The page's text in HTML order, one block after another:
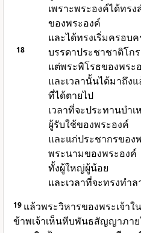
เพราะพระองค์ได้ทร
ของพระองค์
และได้ทรงเริ่มครอบ
18
บรรดาประชาชาติโก
แต่พระพิโรธของพระ
และเวลานั้นได้มาถึง
ที่ได้ตายไป
เวลาที่จะประทานบำเ
ผู้รับใช้ของพระองค์
และแก่ประชากรของ
พระนามของพระองค์
ทั้งผู้ใหญ่ผู้น้อย
และเวลาที่จะทรงทำ
19 แล้วพระวิหารของพระเจ้าใ
ข้าพเจ้าเห็นหีบพันธสัญญาภา